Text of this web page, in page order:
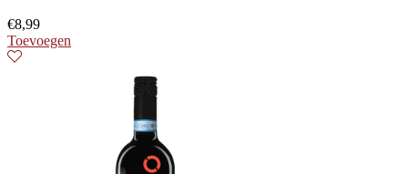
€8,99
Toevoegen